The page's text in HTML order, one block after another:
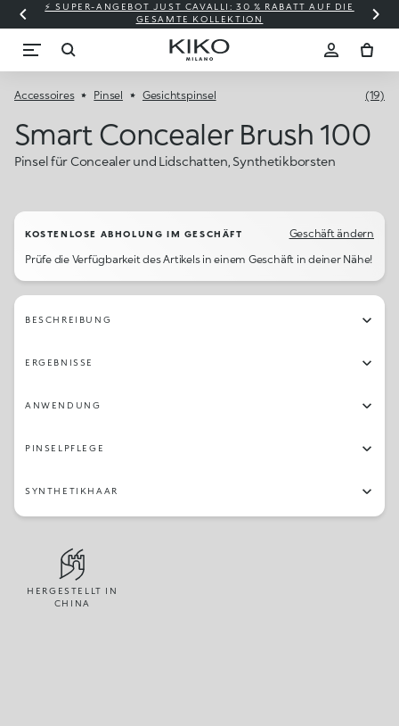
⚡ SUPER-ANGEBOT JUST CAVALLI: 30 % RABATT AUF DIE
GESAMTE KOLLEKTION
Accessoires Pinsel Gesichtspinsel (19)
Smart Concealer Brush 100
Pinsel für Concealer und Lidschatten, Synthetikborsten
KOSTENLOSE ABHOLUNG IM GESCHÄFT
Geschäft ändern
Prüfe die Verfügbarkeit des Artikels in einem Geschäft in deiner Nähe!
BESCHREIBUNG
ERGEBNISSE
ANWENDUNG
PINSELPFLEGE
SYNTHETIKHAAR
HERGESTELLT IN
CHINA